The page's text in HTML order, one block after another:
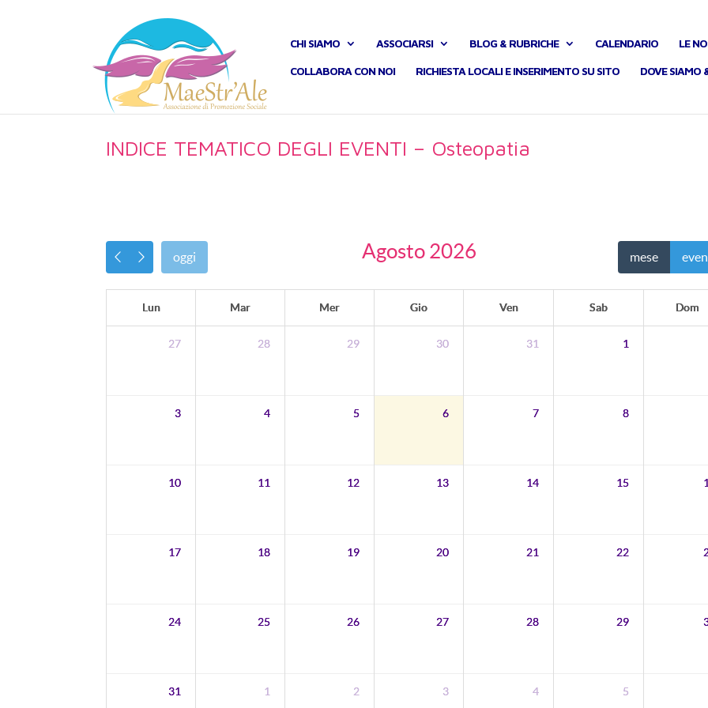
CHI SIAMO ASSOCIARSI BLOG & RUBRICHE CALENDARIO LE
COLLABORA CON NOI RICHIESTA LOCALI E INSERIMENTO SU SITO DOVE SIAMO
INDICE TEMATICO DEGLI EVENTI – Osteopatia
Agosto 2026
oggi mese
Lun Mar Mer Gio Ven Sab Dom
27 28 29 30 31 1
3 4 5 6 7 8
10 11 12 13 14 15
17 18 19 20 21 22
24 25 26 27 28 29
31 1 2 3 4 5